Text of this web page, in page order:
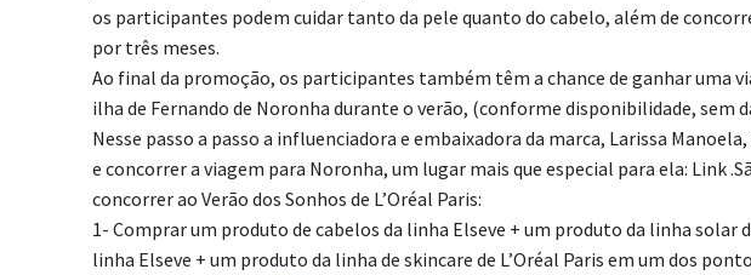
os participantes podem cuidar tanto da pele quanto do cabelo, além de
por três meses.
Ao final da promoção, os participantes também têm a chance de ganhar uma
ilha de Fernando de Noronha durante o verão, (conforme disponibilidade, sem
Nesse passo a passo a influenciadora e embaixadora da marca, Larissa
e concorrer a viagem para Noronha, um lugar mais que especial para ela: Link
concorrer ao Verão dos Sonhos de L’Oréal Paris:
1- Comprar um produto de cabelos da linha Elseve + um produto da linha solar
linha Elseve + um produto da linha de skincare de L’Oréal Paris em um dos